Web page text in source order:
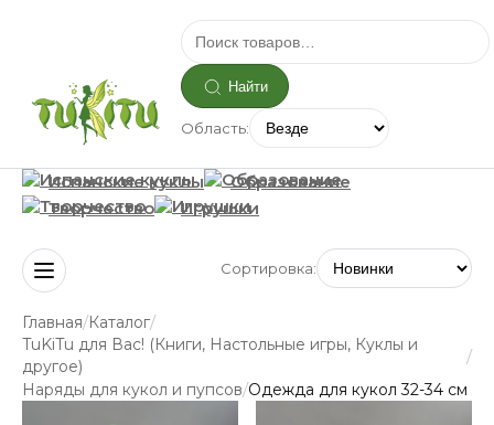
Найти
Область:
Испанские куклы
Образование
Творчество
Игрушки
Сортировка:
Главная/Каталог/
TuKiTu для Вас! (Книги, Настольные игры, Куклы и
другое)
/
Наряды для кукол и пупсов/Одежда для кукол 32-34 см